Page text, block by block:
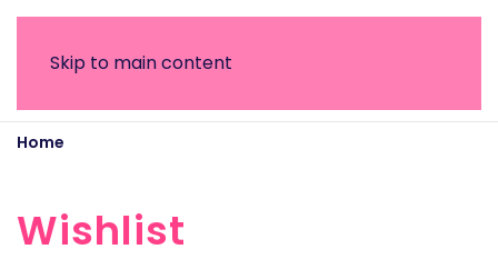
Skip to main content
Home
Wishlist